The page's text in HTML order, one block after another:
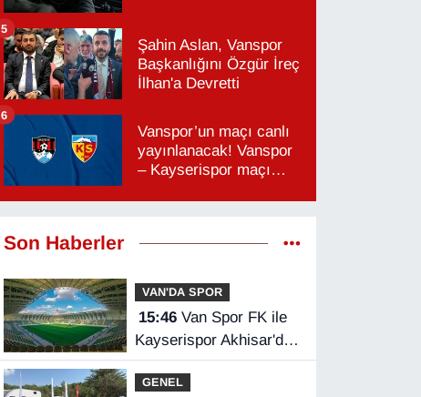
Şahin Aslan, Vanspor
Başkanlığını Özgür İreç
İlhan'a Devretti
5
Vanspor’un maçı canlı
yayınlanacak! Vanspor
– Kayserispor maçı
6
Son Haberler
VAN'DA SPOR
15:46Van Spor FK ile
Kayserispor Akhisar'da
rakip
GENEL